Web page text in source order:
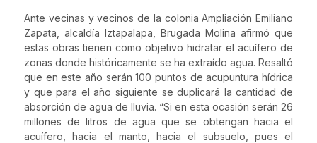
Ante vecinas y vecinos de la colonia Ampliación Emiliano
Zapata, alcaldía Iztapalapa, Brugada Molina afirmó que
estas obras tienen como objetivo hidratar el acuífero de
zonas donde históricamente se ha extraído agua. Resaltó
que en este año serán 100 puntos de acupuntura hídrica
y que para el año siguiente se duplicará la cantidad de
absorción de agua de lluvia. “Si en esta ocasión serán 26
millones de litros de agua que se obtengan hacia el
acuífero, hacia el manto, hacia el subsuelo, pues el